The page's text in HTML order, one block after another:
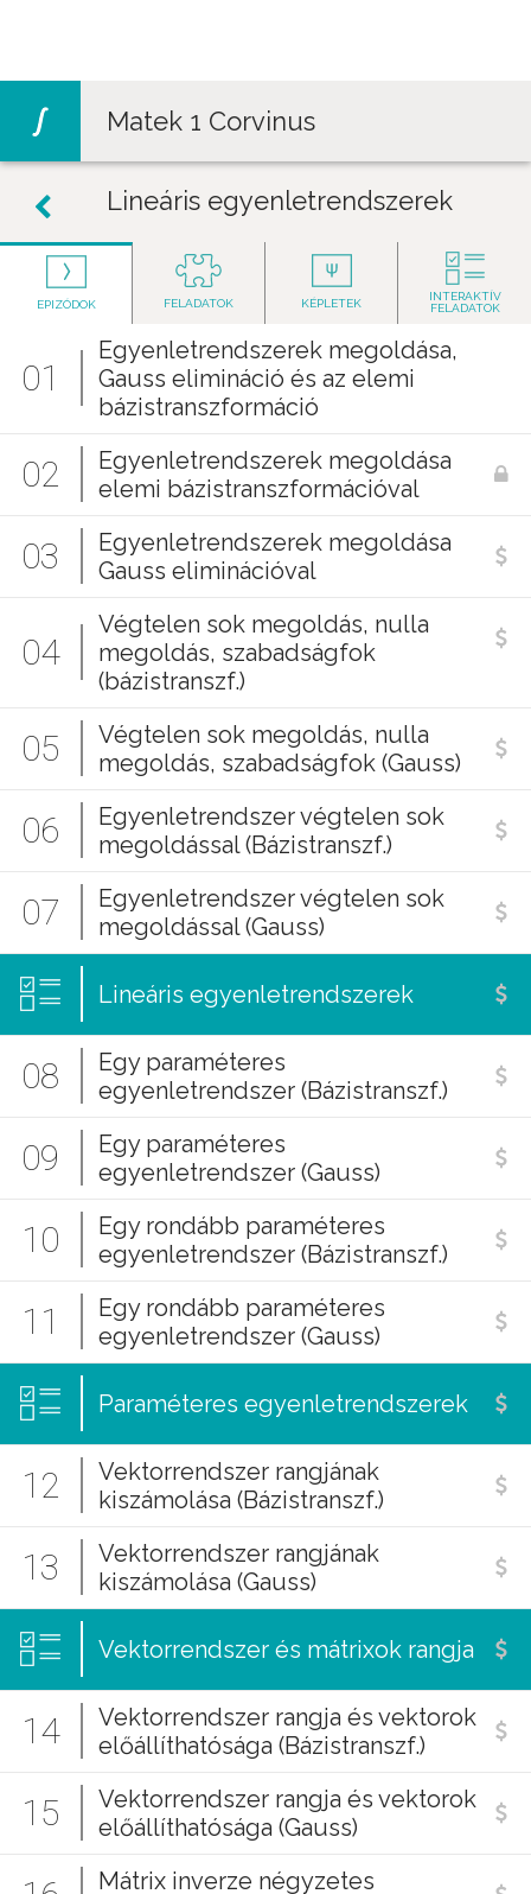
Matek 1 Corvinus
Lineáris egyenletrendszerek
EPIZÓDOK FELADATOK KÉPLETEK
INTERAKTÍV
FELADATOK
01
Egyenletrendszerek megoldása,
Gauss elimináció és az elemi
bázistranszformáció
02
Egyenletrendszerek megoldása
elemi bázistranszformációval
03
Egyenletrendszerek megoldása
Gauss eliminációval
04
Végtelen sok megoldás, nulla
megoldás, szabadságfok
(bázistranszf.)
05
Végtelen sok megoldás, nulla
megoldás, szabadságfok (Gauss)
06
Egyenletrendszer végtelen sok
megoldással (Bázistranszf.)
07
Egyenletrendszer végtelen sok
megoldással (Gauss)
Lineáris egyenletrendszerek
08
Egy paraméteres
egyenletrendszer (Bázistranszf.)
09
Egy paraméteres
egyenletrendszer (Gauss)
10
Egy rondább paraméteres
egyenletrendszer (Bázistranszf.)
11
Egy rondább paraméteres
egyenletrendszer (Gauss)
Paraméteres egyenletrendszerek
12
Vektorrendszer rangjának
kiszámolása (Bázistranszf.)
13
Vektorrendszer rangjának
kiszámolása (Gauss)
Vektorrendszer és mátrixok rangja
14
Vektorrendszer rangja és vektorok
előállíthatósága (Bázistranszf.)
15
Vektorrendszer rangja és vektorok
előállíthatósága (Gauss)
Mátrix inverze négyzetes